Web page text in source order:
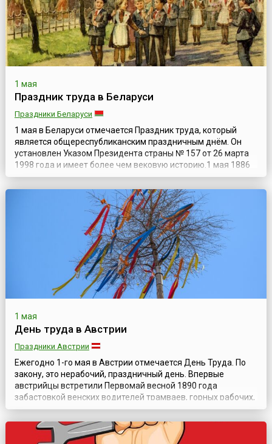
1 мая
Праздник труда в Беларуси
Праздники Беларуси
1 мая в Беларуси отмечается Праздник труда, который
является общереспубликанским праздничным днём. Он
установлен Указом Президента страны № 157 от 26 марта
1998 года и имеет более чем вековую историю.1 мая 1886
года чикагские рабочие организовали забастовку и
демонстрацию с требованиями 8-часового рабочего дня.
Все это закончилось кровопролитным столкновением с
полицией. В ответ на выстрелы из...
1 мая
День труда в Австрии
Праздники Австрии
Ежегодно 1-го мая в Австрии отмечается День Труда. По
закону, это нерабочий, праздничный день. Впервые
австрийцы встретили Первомай весной 1890 года
забастовкой венских водителей трамваев, горных рабочих,
рабочих сталелитейного производства. После революции 1
мая 1919 этот день был объявлен государственным
праздником.Примечательно, что с пролетарскими